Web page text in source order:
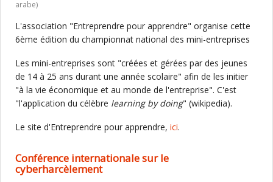
arabe)
L'association "Entreprendre pour apprendre" organise cette
6ème édition du championnat national des mini-entreprises
Les mini-entreprises sont "créées et gérées par des jeunes
de 14 à 25 ans durant une année scolaire" afin de les initier
"à la vie économique et au monde de l'entreprise". C'est
"l'application du célèbre learning by doing" (wikipedia).
Le site d'Entreprendre pour apprendre, ici.
Conférence internationale sur le
cyberharcèlement